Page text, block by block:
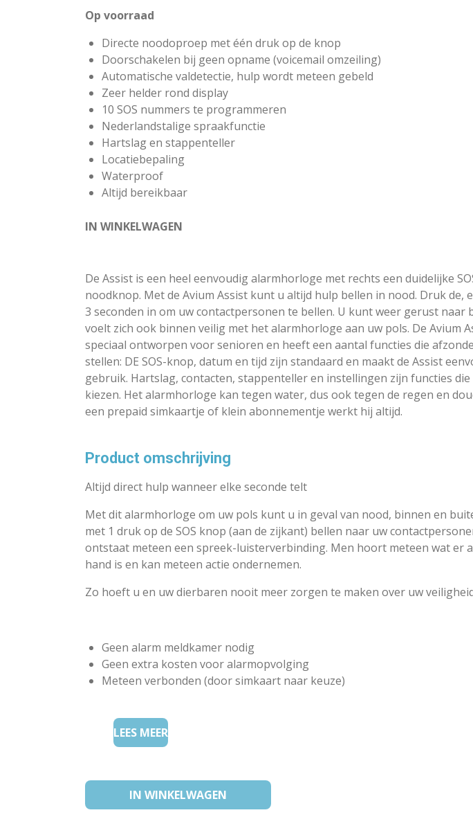
Op voorraad
Directe noodoproep met één druk op de knop
Doorschakelen bij geen opname (voicemail omzeiling)
Automatische valdetectie, hulp wordt meteen gebeld
Zeer helder rond display
10 SOS nummers te programmeren
Nederlandstalige spraakfunctie
Hartslag en stappenteller
Locatiebepaling
Waterproof
Altijd bereikbaar
IN WINKELWAGEN
De Assist is een heel eenvoudig alarmhorloge met rechts een duidelijke
noodknop. Met de Avium Assist kunt u altijd hulp bellen in nood. Druk de,
3 seconden in om uw contactpersonen te bellen. U kunt weer gerust naar
voelt zich ook binnen veilig met het alarmhorloge aan uw pols. De Avium
speciaal ontworpen voor senioren en heeft een aantal functies die
stellen: DE SOS-knop, datum en tijd zijn standaard en maakt de Assist
gebruik. Hartslag, contacten, stappenteller en instellingen zijn functies
kiezen. Het alarmhorloge kan tegen water, dus ook tegen de regen en
een prepaid simkaartje of klein abonnementje werkt hij altijd.
Product omschrijving
Altijd direct hulp wanneer elke seconde telt
Met dit alarmhorloge om uw pols kunt u in geval van nood, binnen en
met 1 druk op de SOS knop (aan de zijkant) bellen naar uw
ontstaat meteen een spreek-luisterverbinding. Men hoort meteen wat er
hand is en kan meteen actie ondernemen.
Zo hoeft u en uw dierbaren nooit meer zorgen te maken over uw
Geen alarm meldkamer nodig
Geen extra kosten voor alarmopvolging
Meteen verbonden (door simkaart naar keuze)
LEES MEER
IN WINKELWAGEN